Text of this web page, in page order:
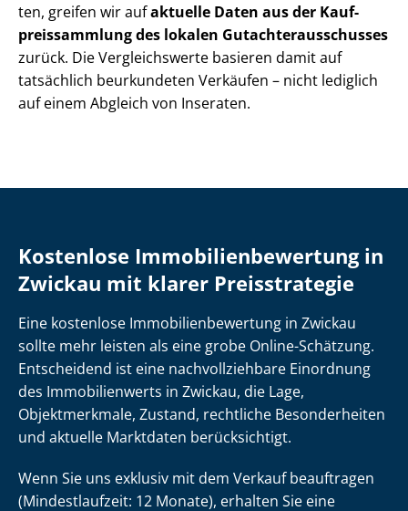
ten, greifen wir aufaktuelle Daten aus der Kauf­
preis­samm­lung des lokalen Gut­ach­ter­aus­schus­ses
zurück. Die Vergleichswerte basieren damit auf
tatsächlich beurkundeten Verkäufen – nicht lediglich
auf einem Abgleich von Inseraten.
Kostenlose Im­mo­bi­li­en­be­wer­tung in
Zwickau mit klarer Preisstrategie
Eine kostenlose Im­mo­bi­li­en­be­wer­tung in Zwickau
sollte mehr leisten als eine grobe Online-Schätzung.
Entscheidend ist eine nach­voll­zieh­ba­re Einordnung
des Immobilienwerts in Zwickau, die Lage,
Objektmerkmale, Zustand, rechtliche Besonderheiten
und aktuelle Marktdaten berücksichtigt.
Wenn Sie uns exklusiv mit dem Verkauf beauftragen
(Mindestlaufzeit: 12 Monate), erhalten Sie eine